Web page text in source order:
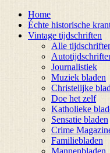
Home
Échte historische
Vintage tijdschriften
Alle
Journalistiek
Muziek bladen
Christelijke
Doe het zelf
Katholieke
Sensatie bladen
Crime
Familiebladen
Mannenbladen